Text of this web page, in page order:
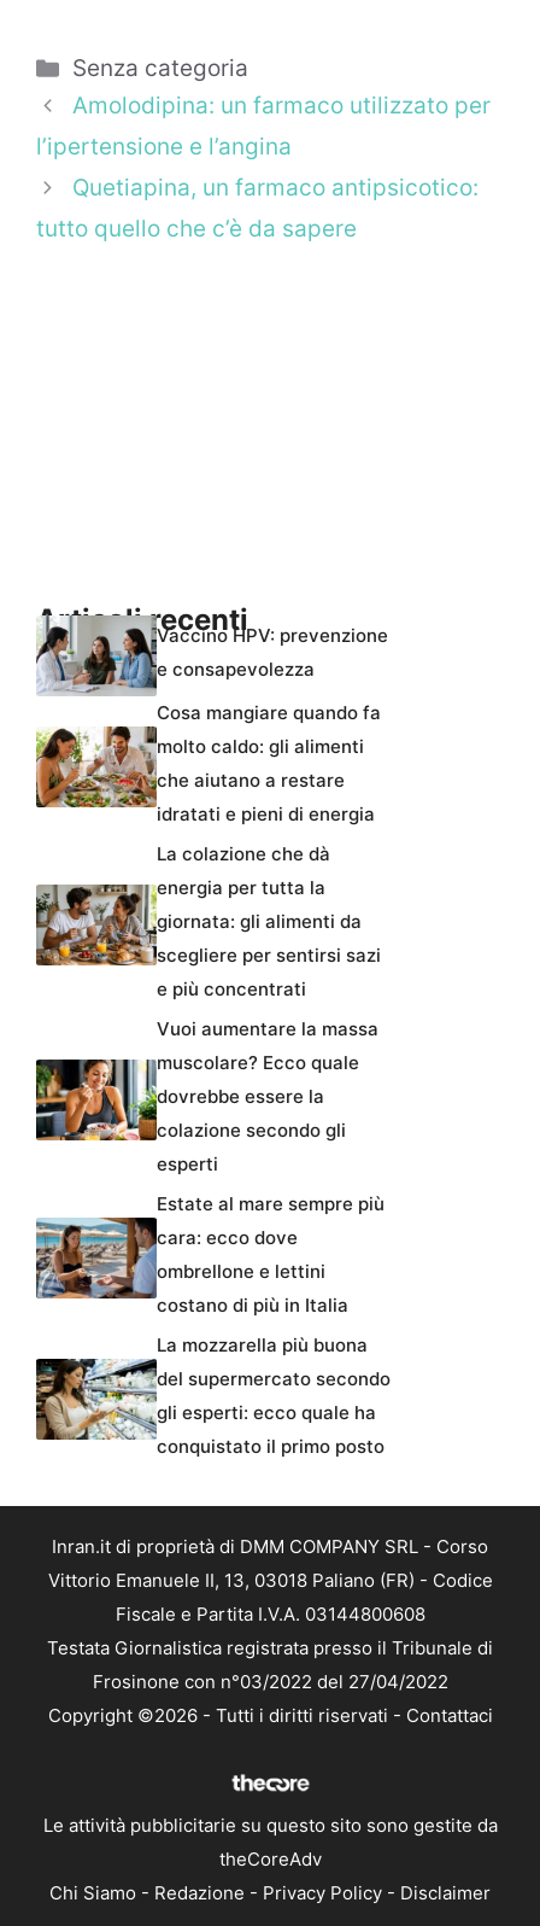
Categorie
Senza categoria
Amolodipina: un farmaco utilizzato per
l’ipertensione e l’angina
Quetiapina, un farmaco antipsicotico:
tutto quello che c’è da sapere
Articoli recentiVaccino HPV: prevenzione
e consapevolezza
Cosa mangiare quando fa
molto caldo: gli alimenti
che aiutano a restare
idratati e pieni di energia
La colazione che dà
energia per tutta la
giornata: gli alimenti da
scegliere per sentirsi sazi
e più concentrati
Vuoi aumentare la massa
muscolare? Ecco quale
dovrebbe essere la
colazione secondo gli
esperti
Estate al mare sempre più
cara: ecco dove
ombrellone e lettini
costano di più in Italia
La mozzarella più buona
del supermercato secondo
gli esperti: ecco quale ha
conquistato il primo posto
Inran.it di proprietà di DMM COMPANY SRL - Corso
Vittorio Emanuele II, 13, 03018 Paliano (FR) - Codice
Fiscale e Partita I.V.A. 03144800608
Testata Giornalistica registrata presso il Tribunale di
Frosinone con n°03/2022 del 27/04/2022
Copyright ©2026 - Tutti i diritti riservati - Contattaci
Le attività pubblicitarie su questo sito sono gestite da
theCoreAdv
Chi Siamo - Redazione - Privacy Policy - Disclaimer